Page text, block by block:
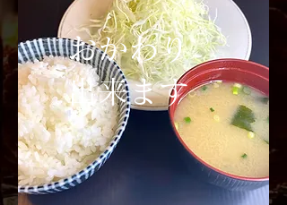
​おかわり
出来ます